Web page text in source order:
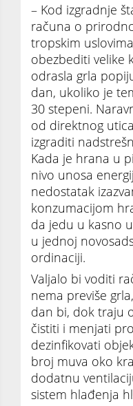
– Kod izgradnje
računa o
tropskim
obezbediti velike
odrasla grla
dan, ukoliko je
30 stepeni.
od direktnog
izgraditi
Kada je hrana u
nivo unosa
nedostatak
konzumacijom
da jedu u kasno
u jednoj
ordinaciji.
Valjalo bi voditi
nema previše
dan bi, dok traju
čistiti i menjati
dezinfikovati
broj muva oko
dodatnu
sistem hlađenja